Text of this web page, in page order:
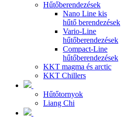
Hűtőberendezések
Nano Line kis
hűtő berendezések
Vario-Line
hűtőberendezések
Compact-Line
hűtőberendezések
KKT magma és arctic
KKT Chillers
Hűtőtornyok
Liang Chi